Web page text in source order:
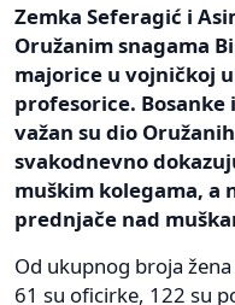
Zemka Seferagić i
Oružanim snagama
majorice u vojničkoj
profesorice.
važan su dio
svakodnevno
muškim kolegama, a
prednjače nad
Od ukupnog broja
61 su oficirke, 122 su